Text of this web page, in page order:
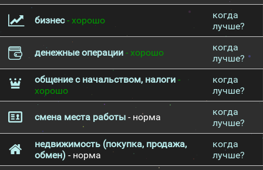
бизнес- хорошо
когда
лучше?
денежные операции - хорошо
когда
лучше?
общение с начальством, налоги -
хорошо
когда
лучше?
смена места работы - норма
когда
лучше?
недвижимость (покупка, продажа,
обмен) - норма
когда
лучше?